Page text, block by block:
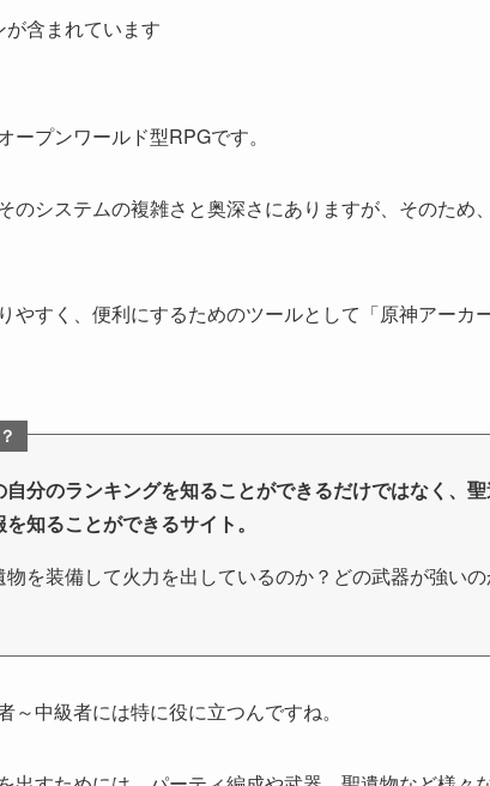
含まれています
ープンワールド型RPGです。
のシステムの複雑さと奥深さにありますが、そのため
やすく、便利にするためのツールとして「原神アーカ
分のランキングを知ることができるだけではなく、
知ることができるサイト。
を装備して火力を出しているのか？どの武器が強い
～中級者には特に役に立つんですね。